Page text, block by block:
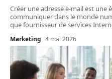
Créer une adresse e-mail est une
communiquer dans le monde
que fournisseur de services
Marketing 4 mai 2026